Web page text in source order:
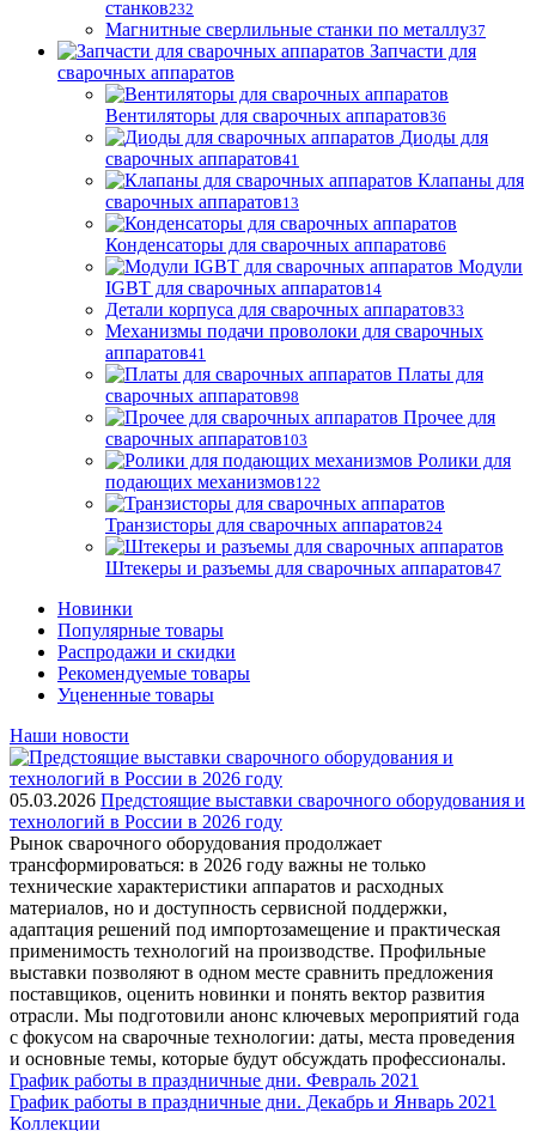
станков232
Магнитные сверлильные станки по металлу37
Запчасти для
сварочных аппаратов
Вентиляторы для сварочных аппаратов36
Диоды для
сварочных аппаратов41
Клапаны для
сварочных аппаратов13
Конденсаторы для сварочных аппаратов6
Модули
IGBT для сварочных аппаратов14
Детали корпуса для сварочных аппаратов33
Механизмы подачи проволоки для сварочных
аппаратов41
Платы для
сварочных аппаратов98
Прочее для
сварочных аппаратов103
Ролики для
подающих механизмов122
Транзисторы для сварочных аппаратов24
Штекеры и разъемы для сварочных аппаратов47
Новинки
Популярные товары
Распродажи и скидки
Рекомендуемые товары
Уцененные товары
Наши новости
05.03.2026 Предстоящие выставки сварочного оборудования и
технологий в России в 2026 году
Рынок сварочного оборудования продолжает
трансформироваться: в 2026 году важны не только
технические характеристики аппаратов и расходных
материалов, но и доступность сервисной поддержки,
адаптация решений под импортозамещение и практическая
применимость технологий на производстве. Профильные
выставки позволяют в одном месте сравнить предложения
поставщиков, оценить новинки и понять вектор развития
отрасли. Мы подготовили анонс ключевых мероприятий года
с фокусом на сварочные технологии: даты, места проведения
и основные темы, которые будут обсуждать профессионалы.
График работы в праздничные дни. Февраль 2021
График работы в праздничные дни. Декабрь и Январь 2021
Коллекции